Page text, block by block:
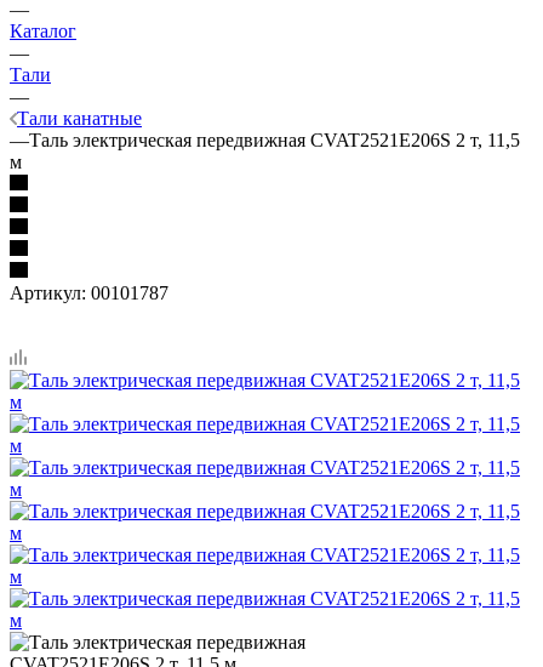
—
Каталог
—
Тали
—
Тали канатные
—Таль электрическая передвижная CVAT2521E206S 2 т, 11,5
м
Артикул: 00101787